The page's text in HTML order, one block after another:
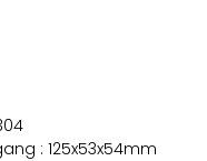
: 125x53x54mm